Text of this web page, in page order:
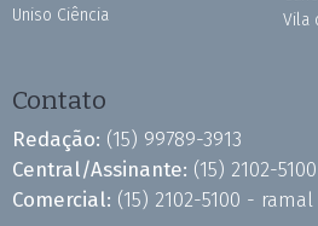
Uniso Ciência
Vila
Contato
Redação: (15) 99789-3913
Central/Assinante: (15) 2102-
Comercial: (15) 2102-5100 - ramal